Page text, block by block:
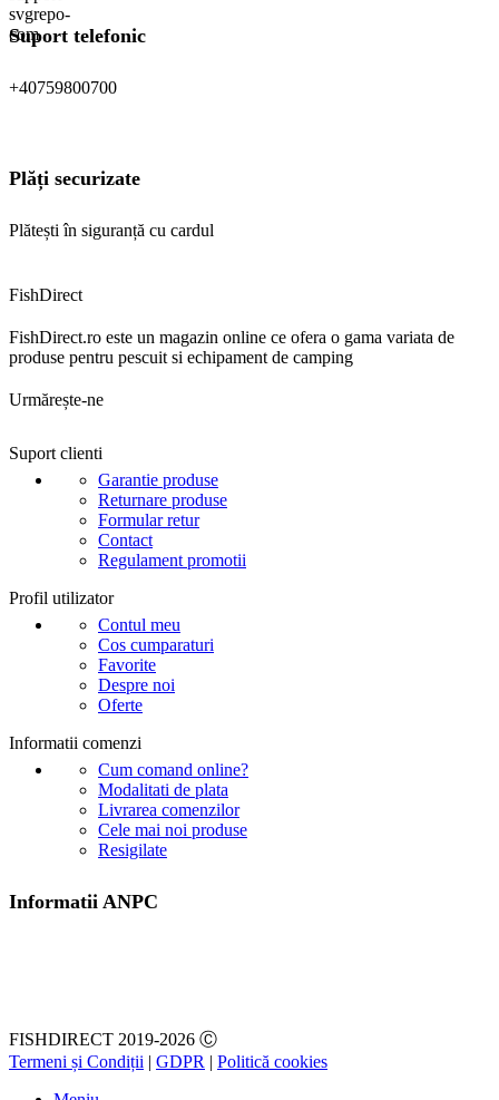
Suport telefonic
+40759800700
Plăți securizate
Plătești în siguranță cu cardul
FishDirect
FishDirect.ro este un magazin online ce ofera o gama variata de
produse pentru pescuit si echipament de camping
Urmărește-ne
Suport clienti
Garantie produse
Returnare produse
Formular retur
Contact
Regulament promotii
Profil utilizator
Contul meu
Cos cumparaturi
Favorite
Despre noi
Oferte
Informatii comenzi
Cum comand online?
Modalitati de plata
Livrarea comenzilor
Cele mai noi produse
Resigilate
Informatii ANPC
FISHDIRECT 2019-2026 Ⓒ
Termeni și Condiții | GDPR | Politică cookies